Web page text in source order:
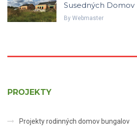
Susedných Domov
By Webmaster
PROJEKTY
Projekty rodinných domov bungalov